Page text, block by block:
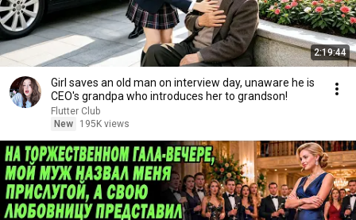
2:19:44
Girl saves an old man on interview day, unaware he is
CEO's grandpa who introduces her to grandson!
Flutter Club
New
195K views